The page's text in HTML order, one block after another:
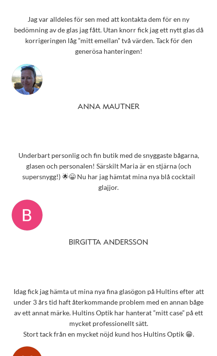
Jag var alldeles för sen med att kontakta dem för en ny
bedömning av de glas jag fått. Utan knorr fick jag ett nytt glas då
korrigeringen låg ”mitt emellan” två värden. Tack för den
generösa hanteringen!
ANNA MAUTNER
Underbart personlig och fin butik med de snyggaste bågarna,
glasen och personalen! Särskilt Maria är en stjärna (och
supersnygg!) 🌟😁 Nu har jag hämtat mina nya blå cocktail
glajjor.
BIRGITTA ANDERSSON
Idag fick jag hämta ut mina nya fina glasögon på Hultins efter att
under 3 års tid haft återkommande problem med en annan båge
av ett annat märke. Hultins Optik har hanterat ”mitt case” på ett
mycket professionellt sätt.
Stort tack från en mycket nöjd kund hos Hultins Optik 😁.